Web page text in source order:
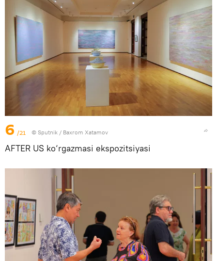
6 /21 © Sputnik / Baxrom Xatamov
AFTER US ko‘rgazmasi ekspozitsiyasi